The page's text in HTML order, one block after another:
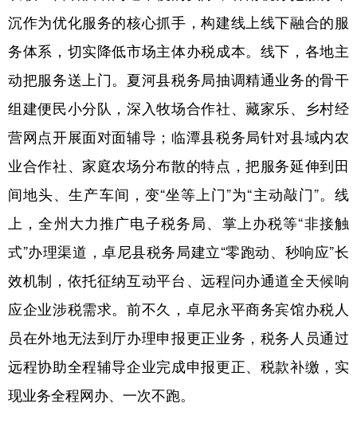
沉作为优化服务的核心抓手，构建线上线下融合的服
务体系，切实降低市场主体办税成本。线下，各地主
动把服务送上门。夏河县税务局抽调精通业务的骨干
组建便民小分队，深入牧场合作社、藏家乐、乡村经
营网点开展面对面辅导；临潭县税务局针对县域内农
业合作社、家庭农场分布散的特点，把服务延伸到田
间地头、生产车间，变“坐等上门”为“主动敲门”。线
上，全州大力推广电子税务局、掌上办税等“非接触
式”办理渠道，卓尼县税务局建立“零跑动、秒响应”长
效机制，依托征纳互动平台、远程问办通道全天候响
应企业涉税需求。前不久，卓尼永平商务宾馆办税人
员在外地无法到厅办理申报更正业务，税务人员通过
远程协助全程辅导企业完成申报更正、税款补缴，实
现业务全程网办、一次不跑。